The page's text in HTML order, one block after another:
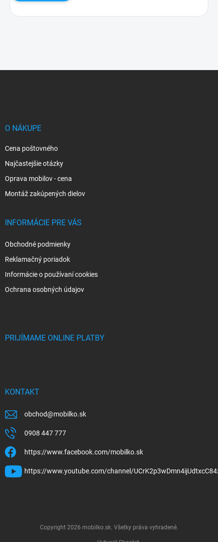
O NÁKUPE
Cena poštovného
Najčastejšie otázky
Oprava mobilov - cena
Montáž zakúpených dielov
INFORMÁCIE PRE VÁS
Obchodné podmienky
Reklamačný poriadok
Informácie o používaní cookies
Ochrana osobných údajov
PRIJÍMAME ONLINE PLATBY
KONTAKT
obchod@mobilko.sk
0908 447 777
https://www.facebook.com/mobilko.sk
https://www.youtube.com/channel/
Copyright 2026 mobilko.sk. Všetky práva vyhradené.